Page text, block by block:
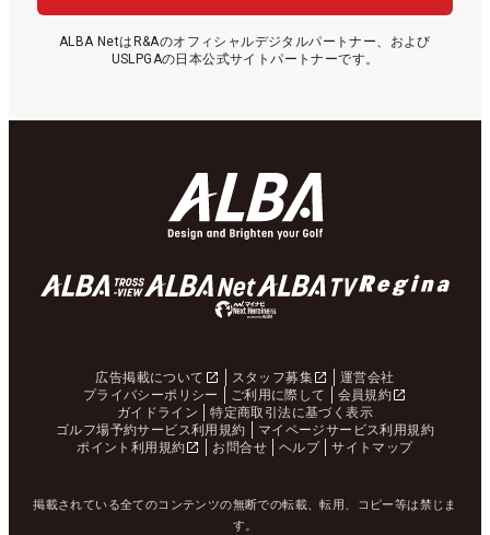
ALBA NetはR&Aのオフィシャルデジタルパートナー、および
USLPGAの日本公式サイトパートナーです。
広告掲載について スタッフ募集
運営会社
プライバシーポリシー
ご利用に際して
会員規約
ガイドライン
特定商取引法に基づく表示
ゴルフ場予約サービス利用規約
マイページサービス利用規約
ポイント利用規約
お問合せ ヘルプ サイトマップ
掲載されている全てのコンテンツの無断での転載、転用、コピー等は禁じま
す。